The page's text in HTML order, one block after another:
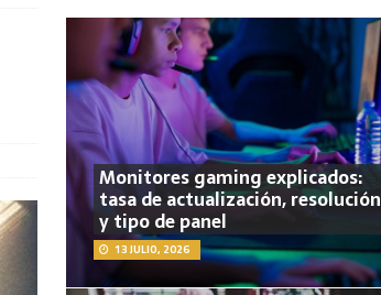
Monitores gaming explicados:
tasa de actualización, resolución
y tipo de panel
13 JULIO, 2026